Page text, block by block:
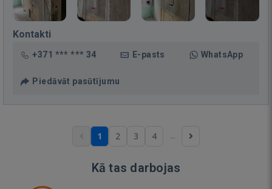
Kontakti
+371 *** *** 34 E-pasts WhatsApp
Piedāvāt pasūtījumu
1 2 3 4 ...
Kā tas darbojas